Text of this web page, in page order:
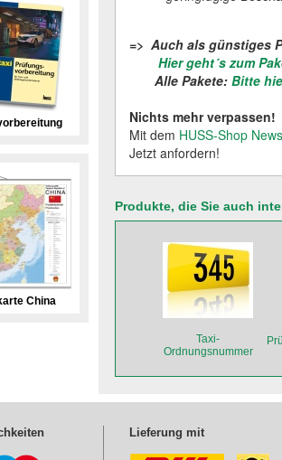
China
=> Auch als günstiges
Hier geht´s zum
Alle Pakete: Bitte
Nichts mehr verpassen!
Mit dem HUSS-Shop
Jetzt anfordern!
Produkte, die Sie auch
Taxi-
Ordnungsnummer
Lieferung mit